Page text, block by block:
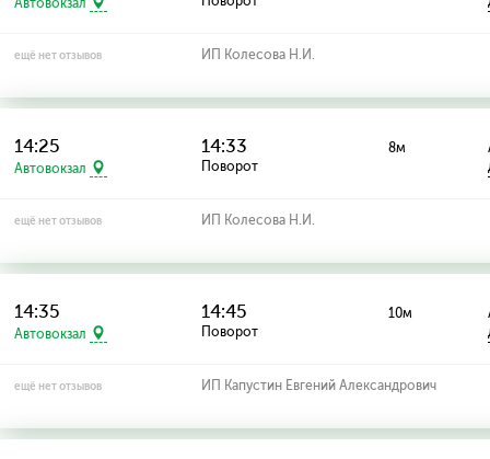
ещё нет отзывов ИП Колесова Н.И.
14:25
Автовокзал
14:33
Поворот
8м
ещё нет отзывов ИП Колесова Н.И.
14:35
Автовокзал
14:45
Поворот
10м
ещё нет отзывов ИП Капустин Евгений Александрович